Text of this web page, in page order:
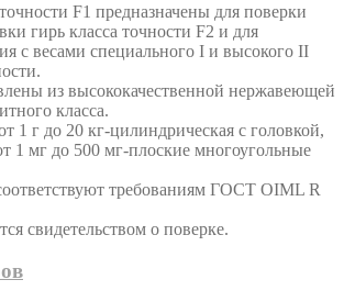
F1 предназначены для поверки
гирь класса точности F2 и для
с весами специального I и высокого II
из высококачественной нержавеющей
класса.
1 г до 20 кг-цилиндрическая с головкой,
1 мг до 500 мг-плоские многоугольные
требованиям ГОСТ OIML R
свидетельством о поверке.